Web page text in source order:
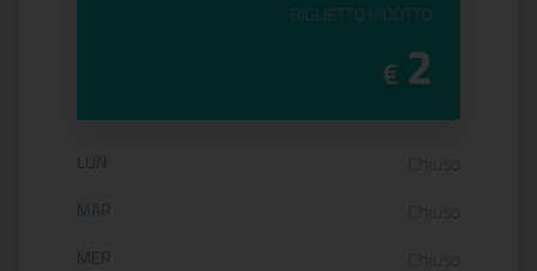
PREZZO DEL
BIGLIETTO RIDOTTO
€ 2
Orario di apertura:
LUN
MAR
MER